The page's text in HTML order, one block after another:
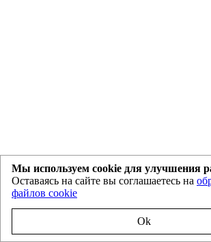
Мы используем cookie для улучшения
Оставаясь на сайте вы соглашаетесь на
файлов cookie
Ok